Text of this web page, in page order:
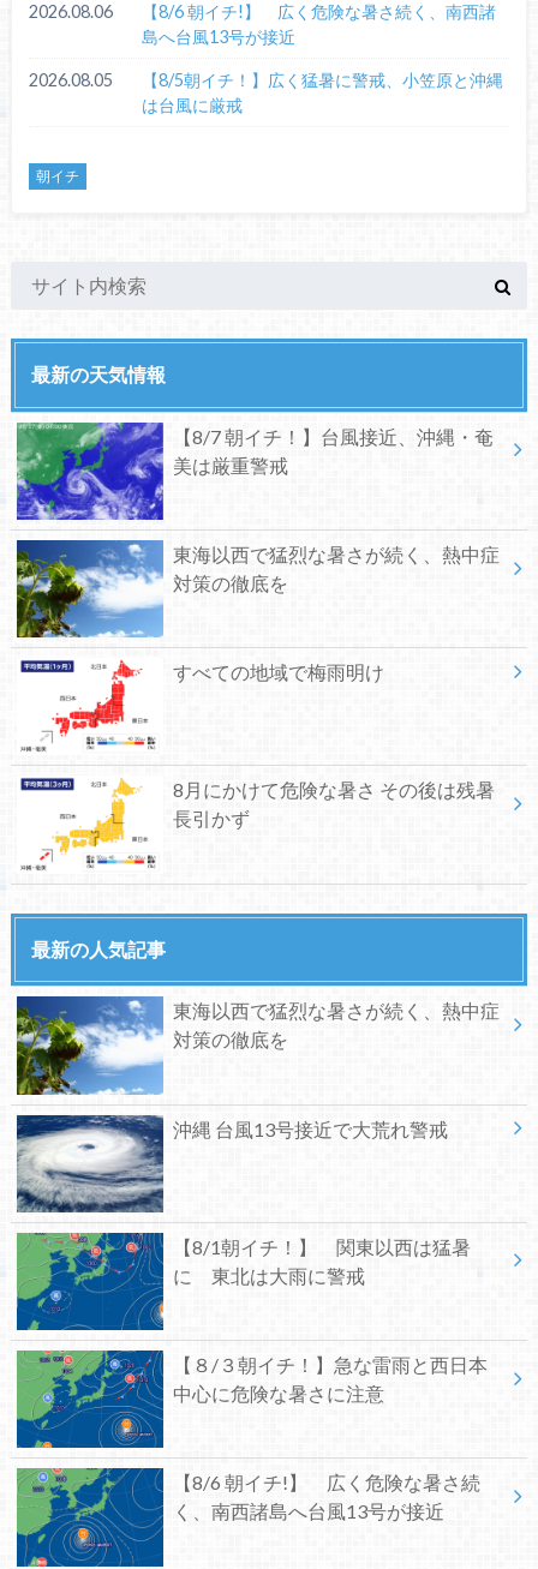
2026.08.06
【8/6 朝イチ!】 広く危険な暑さ続く、南西諸
島へ台風13号が接近
2026.08.05
【8/5朝イチ！】広く猛暑に警戒、小笠原と沖縄
は台風に厳戒
朝イチ
最新の天気情報
【8/7 朝イチ！】台風接近、沖縄・奄
美は厳重警戒
東海以西で猛烈な暑さが続く、熱中症
対策の徹底を
すべての地域で梅雨明け
8月にかけて危険な暑さ その後は残暑
長引かず
最新の人気記事
東海以西で猛烈な暑さが続く、熱中症
対策の徹底を
沖縄 台風13号接近で大荒れ警戒
【8/1朝イチ！】 関東以西は猛暑
に 東北は大雨に警戒
【８/３朝イチ！】急な雷雨と西日本
中心に危険な暑さに注意
【8/6 朝イチ!】 広く危険な暑さ続
く、南西諸島へ台風13号が接近